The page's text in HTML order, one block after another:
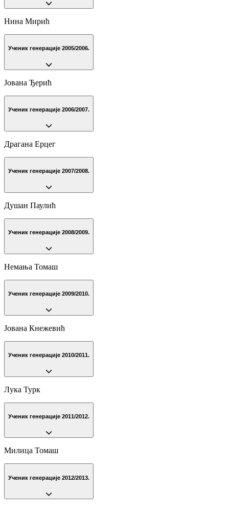
Нина Мирић
Ученик генерације 2005/2006.
Јована Ђерић
Ученик генерације 2006/2007.
Драгана Ерцег
Ученик генерације 2007/2008.
Душан Паулић
Ученик генерације 2008/2009.
Немања Томаш
Ученик генерације 2009/2010.
Јована Кнежевић
Ученик генерације 2010/2011.
Лука Турк
Ученик генерације 2011/2012.
Милица Томаш
Ученик генерације 2012/2013.